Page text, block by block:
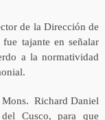
de la Dirección de
tajante en señalar
a la normatividad
Richard Daniel
Cusco, para que